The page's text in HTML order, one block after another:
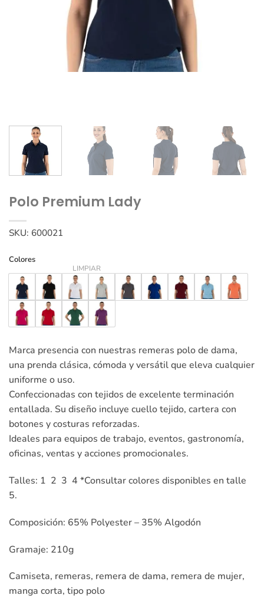
Polo Premium Lady
SKU: 600021
Colores
LIMPIAR
Marca presencia con nuestras remeras polo de dama,
una prenda clásica, cómoda y versátil que eleva cualquier
uniforme o uso.
Confeccionadas con tejidos de excelente terminación
entallada. Su diseño incluye cuello tejido, cartera con
botones y costuras reforzadas.
Ideales para equipos de trabajo, eventos, gastronomía,
oficinas, ventas y acciones promocionales.
Talles: 1 2 3 4 *Consultar colores disponibles en talle
5.
Composición: 65% Polyester – 35% Algodón
Gramaje: 210g
Camiseta, remeras, remera de dama, remera de mujer,
manga corta, tipo polo